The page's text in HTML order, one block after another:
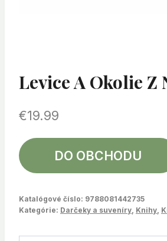
Levice A Okolie Z
€19.99
DO OBCHODU
Katalógové číslo: 9788081442735
Kategórie: Darčeky a suveníry Knihy